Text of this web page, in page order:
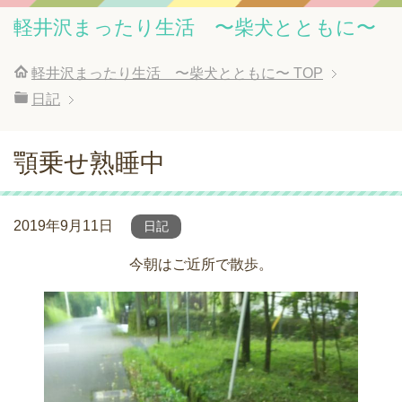
軽井沢まったり生活 〜柴犬とともに〜
軽井沢まったり生活 〜柴犬とともに〜 TOP
日記
顎乗せ熟睡中
2019年9月11日 日記
今朝はご近所で散歩。